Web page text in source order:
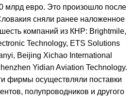
млрд евро. Это произошло после
сняли ранее наложенное
компаний из КНР: Brightmile,
Technology, ETS Solutions
Beijing Xichao International
Yidian Aviation Technology.
фирмы осуществляли поставки
полупроводников и другого